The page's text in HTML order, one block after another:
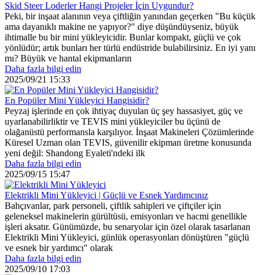
Skid Steer Loderler Hangi Projeler İçin Uygundur?
Peki, bir inşaat alanının veya çiftliğin yanından geçerken "Bu küçük
ama dayanıklı makine ne yapıyor?" diye düşündüyseniz, büyük
ihtimalle bu bir mini yükleyicidir. Bunlar kompakt, güçlü ve çok
yönlüdür; artık bunları her türlü endüstride bulabilirsiniz. En iyi yanı
mı? Büyük ve hantal ekipmanların
Daha fazla bilgi edin
2025/09/21 15:33
En Popüler Mini Yükleyici Hangisidir?
Peyzaj işlerinde en çok ihtiyaç duyulan üç şey hassasiyet, güç ve
uyarlanabilirliktir ve TEVIS mini yükleyiciler bu üçünü de
olağanüstü performansla karşılıyor. İnşaat Makineleri Çözümlerinde
Küresel Uzman olan TEVIS, güvenilir ekipman üretme konusunda
yeni değil: Shandong Eyaleti'ndeki ilk
Daha fazla bilgi edin
2025/09/15 15:47
Elektrikli Mini Yükleyici | Güçlü ve Esnek Yardımcınız
Bahçıvanlar, park personeli, çiftlik sahipleri ve çiftçiler için
geleneksel makinelerin gürültüsü, emisyonları ve hacmi genellikle
işleri aksatır. Günümüzde, bu senaryolar için özel olarak tasarlanan
Elektrikli Mini Yükleyici, günlük operasyonları dönüştüren "güçlü
ve esnek bir yardımcı" olarak
Daha fazla bilgi edin
2025/09/10 17:03